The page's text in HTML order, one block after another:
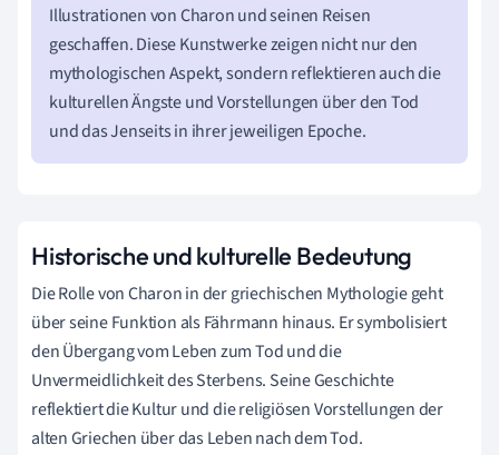
Illustrationen von Charon und seinen Reisen
geschaffen. Diese Kunstwerke zeigen nicht nur den
mythologischen Aspekt, sondern reflektieren auch die
kulturellen Ängste und Vorstellungen über den Tod
und das Jenseits in ihrer jeweiligen Epoche.
Historische und kulturelle Bedeutung
Die Rolle von Charon in der griechischen Mythologie geht
über seine Funktion als Fährmann hinaus. Er symbolisiert
den Übergang vom Leben zum Tod und die
Unvermeidlichkeit des Sterbens. Seine Geschichte
reflektiert die Kultur und die religiösen Vorstellungen der
alten Griechen über das Leben nach dem Tod.